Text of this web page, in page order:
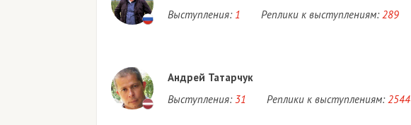
Выступления: 1 Реплики к выступлениям: 289
Андрей Татарчук
Выступления: 31 Реплики к выступлениям: 2544